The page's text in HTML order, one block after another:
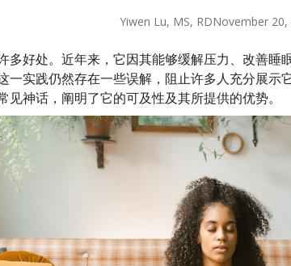
Yiwen Lu, MS, RDNovember 20,
多好处。近年来，它因其能够缓解压力、改善睡
一实践仍然存在一些误解，阻止许多人充分展示
见神话，阐明了它的可及性及其所提供的优势。